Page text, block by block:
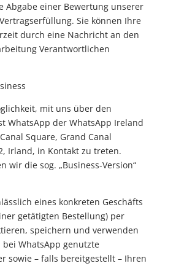
Abgabe einer Bewertung unserer
Sie können Ihre
durch eine Nachricht an den
Verantwortlichen
mit uns über den
WhatsApp der WhatsApp Ireland
Square, Grand Canal
Irland, in Kontakt zu treten.
wir die sog. „Business-Version“
eines konkreten Geschäfts
getätigten Bestellung) per
speichern und verwenden
WhatsApp genutzte
sowie – falls bereitgestellt – Ihren